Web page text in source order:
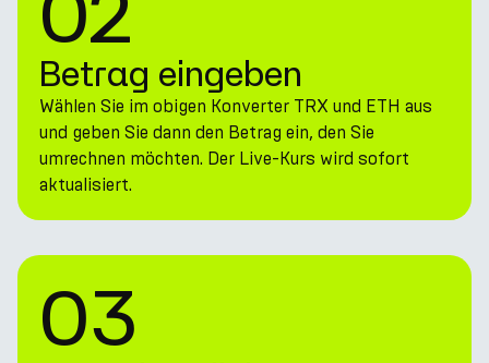
Betrag eingeben
Wählen Sie im obigen Konverter TRX und ETH aus
und geben Sie dann den Betrag ein, den Sie
umrechnen möchten. Der Live-Kurs wird sofort
aktualisiert.
03